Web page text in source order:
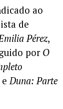
ao
de
Pérez,
por O
eDuna: Parte